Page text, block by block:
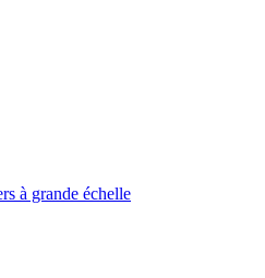
à grande échelle